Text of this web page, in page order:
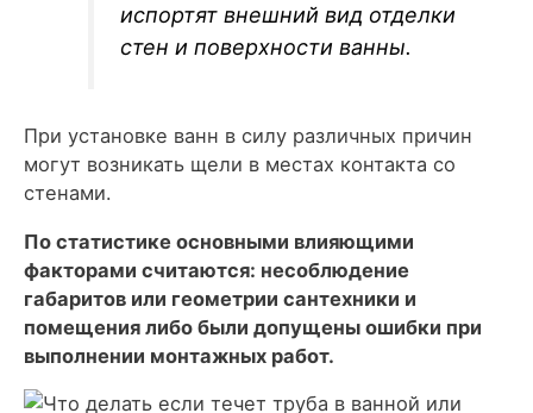
испортят внешний вид отделки
стен и поверхности ванны.
При установке ванн в силу различных причин
могут возникать щели в местах контакта со
стенами.
По статистике основными влияющими
факторами считаются: несоблюдение
габаритов или геометрии сантехники и
помещения либо были допущены ошибки при
выполнении монтажных работ.